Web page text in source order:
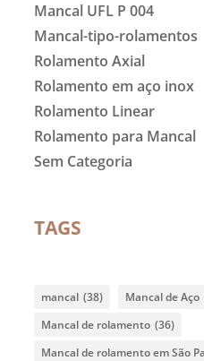
Mancal UFL P 004
Mancal-tipo-rolamentos
Rolamento Axial
Rolamento em aço inox
Rolamento Linear
Rolamento para Mancal
Sem Categoria
TAGS
mancal (38) Mancal de Aço
Mancal de rolamento (36)
Mancal de rolamento em São